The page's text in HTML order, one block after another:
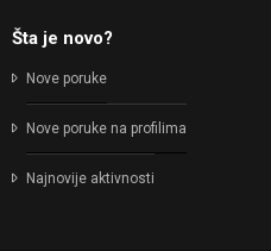
Šta je novo?
Nove poruke
Nove poruke na profilima
Najnovije aktivnosti